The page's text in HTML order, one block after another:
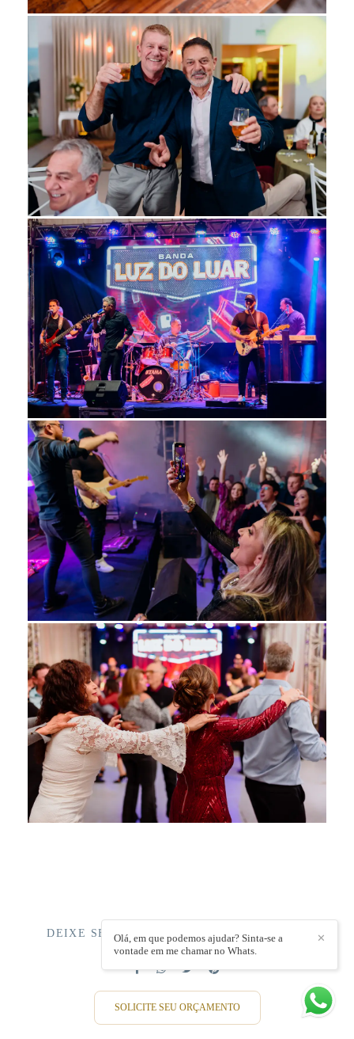
DEIXE SEU COMENTÁRIO, COMPARTILHE!
SOLICITE SEU ORÇAMENTO
✕
Olá, em que podemos ajudar? Sinta-se a
vontade em me chamar no Whats.